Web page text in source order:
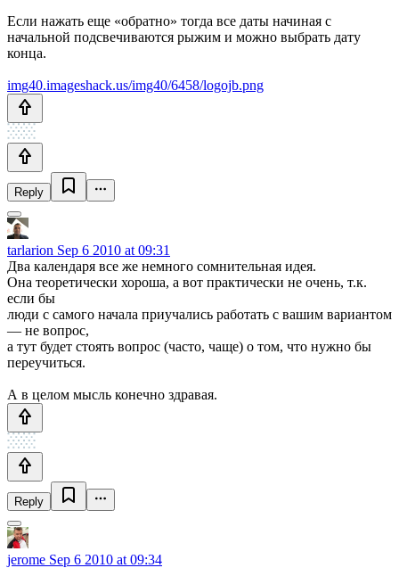
Если нажать еще «обратно» тогда все даты начиная с
начальной подсвечиваются рыжим и можно выбрать дату
конца.
img40.imageshack.us/img40/6458/logojb.png
Reply
tarlarion Sep 6 2010 at 09:31
Два календаря все же немного сомнительная идея.
Она теоретически хороша, а вот практически не очень, т.к.
если бы
люди с самого начала приучались работать с вашим вариантом
— не вопрос,
а тут будет стоять вопрос (часто, чаще) о том, что нужно бы
переучиться.
А в целом мысль конечно здравая.
Reply
jerome Sep 6 2010 at 09:34